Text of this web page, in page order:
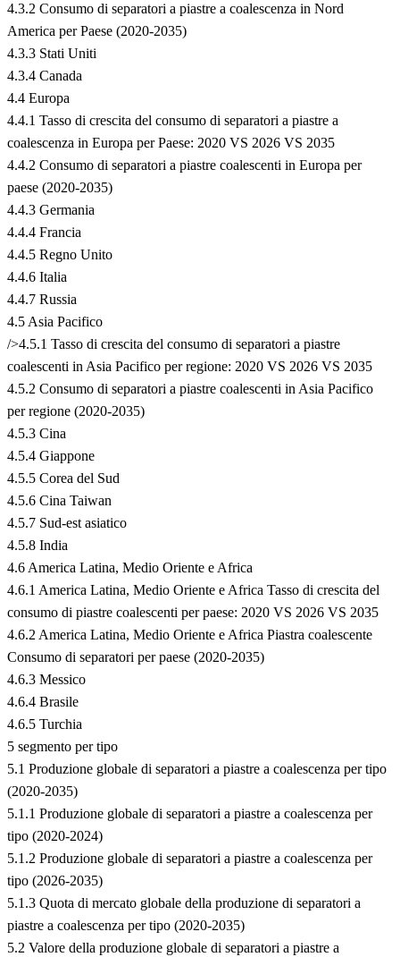
4.3.2 Consumo di separatori a piastre a coalescenza in Nord
America per Paese (2020-2035)
4.3.3 Stati Uniti
4.3.4 Canada
4.4 Europa
4.4.1 Tasso di crescita del consumo di separatori a piastre a
coalescenza in Europa per Paese: 2020 VS 2026 VS 2035
4.4.2 Consumo di separatori a piastre coalescenti in Europa per
paese (2020-2035)
4.4.3 Germania
4.4.4 Francia
4.4.5 Regno Unito
4.4.6 Italia
4.4.7 Russia
4.5 Asia Pacifico
/>4.5.1 Tasso di crescita del consumo di separatori a piastre
coalescenti in Asia Pacifico per regione: 2020 VS 2026 VS 2035
4.5.2 Consumo di separatori a piastre coalescenti in Asia Pacifico
per regione (2020-2035)
4.5.3 Cina
4.5.4 Giappone
4.5.5 Corea del Sud
4.5.6 Cina Taiwan
4.5.7 Sud-est asiatico
4.5.8 India
4.6 America Latina, Medio Oriente e Africa
4.6.1 America Latina, Medio Oriente e Africa Tasso di crescita del
consumo di piastre coalescenti per paese: 2020 VS 2026 VS 2035
4.6.2 America Latina, Medio Oriente e Africa Piastra coalescente
Consumo di separatori per paese (2020-2035)
4.6.3 Messico
4.6.4 Brasile
4.6.5 Turchia
5 segmento per tipo
5.1 Produzione globale di separatori a piastre a coalescenza per tipo
(2020-2035)
5.1.1 Produzione globale di separatori a piastre a coalescenza per
tipo (2020-2024)
5.1.2 Produzione globale di separatori a piastre a coalescenza per
tipo (2026-2035)
5.1.3 Quota di mercato globale della produzione di separatori a
piastre a coalescenza per tipo (2020-2035)
5.2 Valore della produzione globale di separatori a piastre a